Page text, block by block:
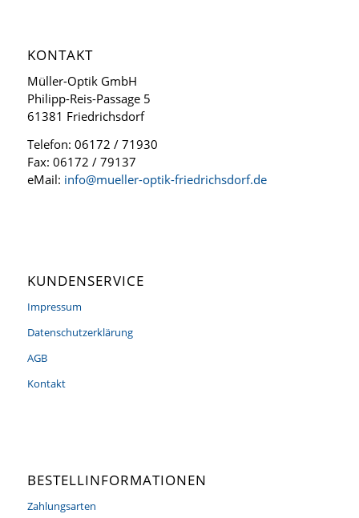
KONTAKT
Müller-Optik GmbH
Philipp-Reis-Passage 5
61381 Friedrichsdorf
Telefon: 06172 / 71930
Fax: 06172 / 79137
eMail: info@mueller-optik-friedrichsdorf.de
KUNDENSERVICE
Impressum
Datenschutzerklärung
AGB
Kontakt
BESTELLINFORMATIONEN
Zahlungsarten